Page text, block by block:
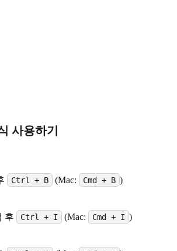
사용하기
Ctrl + B (Mac: Cmd + B )
후 Ctrl + I (Mac: Cmd + I )